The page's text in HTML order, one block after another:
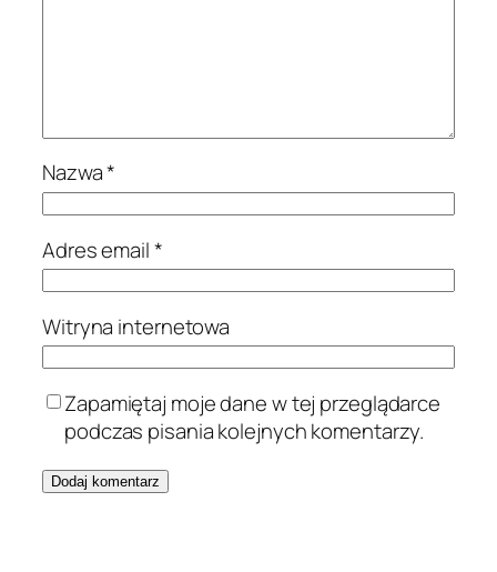
Nazwa*
Adres email*
Witryna internetowa
Zapamiętaj moje dane w tej przeglądarce
podczas pisania kolejnych komentarzy.